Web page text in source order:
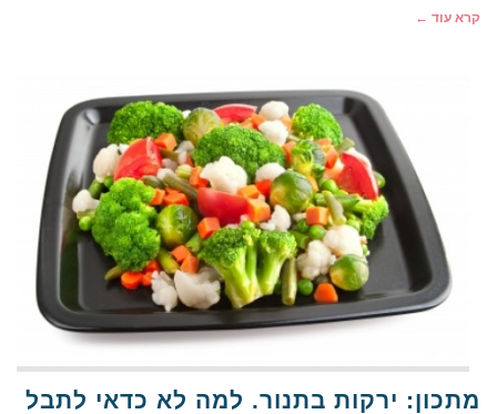
קרא עוד ←
מתכון: ירקות בתנור. למה לא כדאי לתבל